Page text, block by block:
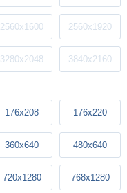
2560x1600 2560x1920
3280x2048 3840x2160
176x208 176x220
360x640 480x640
720x1280 768x1280